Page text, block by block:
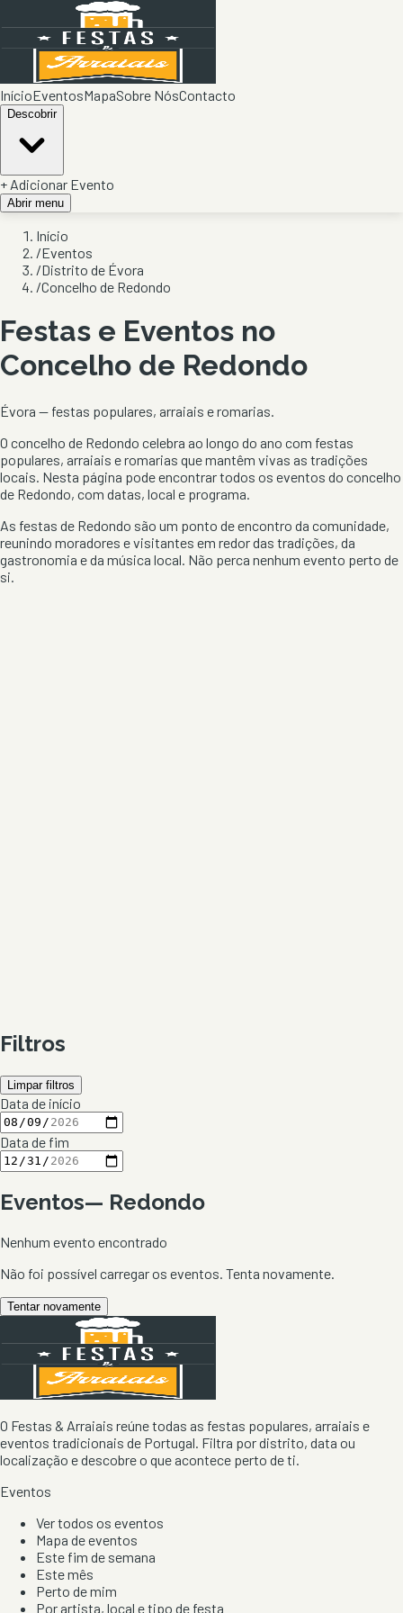
InícioEventosMapaSobre NósContacto
Descobrir
+ Adicionar Evento
Abrir menu
Início
/Eventos
/Distrito de Évora
/Concelho de Redondo
Festas e Eventos no
Concelho de Redondo
Évora — festas populares, arraiais e romarias.
O concelho de Redondo celebra ao longo do ano com festas
populares, arraiais e romarias que mantêm vivas as tradições
locais. Nesta página pode encontrar todos os eventos do concelho
de Redondo, com datas, local e programa.
As festas de Redondo são um ponto de encontro da comunidade,
reunindo moradores e visitantes em redor das tradições, da
gastronomia e da música local. Não perca nenhum evento perto de
si.
Filtros
Limpar filtros
Data de início
Data de fim
Eventos— Redondo
Nenhum evento encontrado
Não foi possível carregar os eventos. Tenta novamente.
Tentar novamente
O Festas & Arraiais reúne todas as festas populares, arraiais e
eventos tradicionais de Portugal. Filtra por distrito, data ou
localização e descobre o que acontece perto de ti.
Eventos
Ver todos os eventos
Mapa de eventos
Este fim de semana
Este mês
Perto de mim
Por artista, local e tipo de festa